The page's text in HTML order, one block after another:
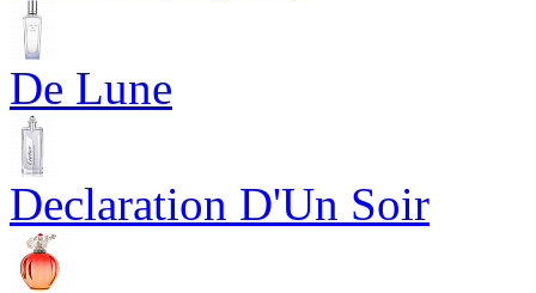
De Lune
Declaration D'Un Soir